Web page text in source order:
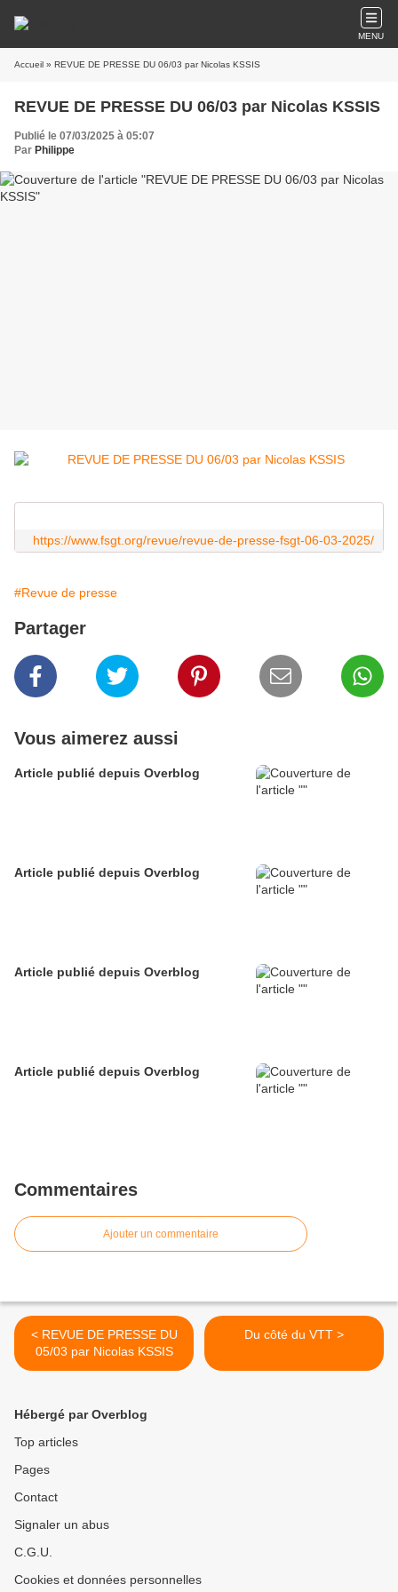
MENU
Accueil » REVUE DE PRESSE DU 06/03 par Nicolas KSSIS
REVUE DE PRESSE DU 06/03 par Nicolas KSSIS
Publié le 07/03/2025 à 05:07
Par Philippe
https://www.fsgt.org/revue/revue-de-presse-fsgt-06-03-2025/
#Revue de presse
Partager
Vous aimerez aussi
Article publié depuis Overblog
Article publié depuis Overblog
Article publié depuis Overblog
Article publié depuis Overblog
Commentaires
Ajouter un commentaire
< REVUE DE PRESSE DU
05/03 par Nicolas KSSIS
Du côté du VTT >
Hébergé par Overblog
Top articles
Pages
Contact
Signaler un abus
C.G.U.
Cookies et données personnelles